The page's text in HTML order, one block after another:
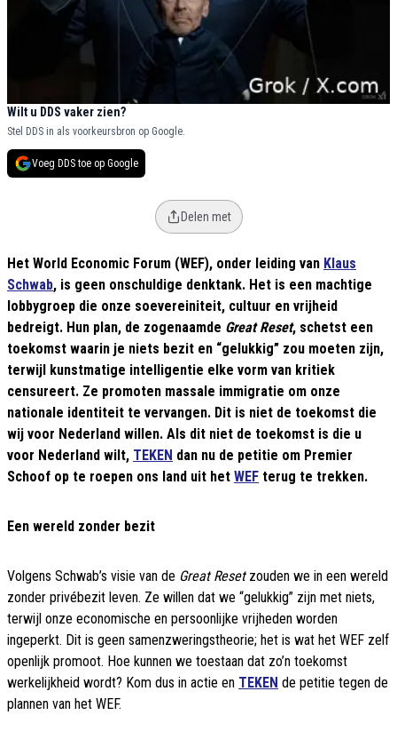
Wilt u DDS vaker zien?
Stel DDS in als voorkeursbron op Google.
Voeg DDS toe op Google
Delen met
Het World Economic Forum (WEF), onder leiding van Klaus
Schwab, is geen onschuldige denktank. Het is een machtige
lobbygroep die onze soevereiniteit, cultuur en vrijheid
bedreigt. Hun plan, de zogenaamde Great Reset, schetst een
toekomst waarin je niets bezit en “gelukkig” zou moeten zijn,
terwijl kunstmatige intelligentie elke vorm van kritiek
censureert. Ze promoten massale immigratie om onze
nationale identiteit te vervangen. Dit is niet de toekomst die
wij voor Nederland willen. Als dit niet de toekomst is die u
voor Nederland wilt, TEKEN dan nu de petitie om Premier
Schoof op te roepen ons land uit het WEF terug te trekken.
Een wereld zonder bezit
Volgens Schwab’s visie van de Great Resetzouden we in een wereld
zonder privébezit leven. Ze willen dat we “gelukkig” zijn met niets,
terwijl onze economische en persoonlijke vrijheden worden
ingeperkt. Dit is geen samenzweringstheorie; het is wat het WEF zelf
openlijk promoot. Hoe kunnen we toestaan dat zo’n toekomst
werkelijkheid wordt? Kom dus in actie en TEKEN de petitie tegen de
plannen van het WEF.